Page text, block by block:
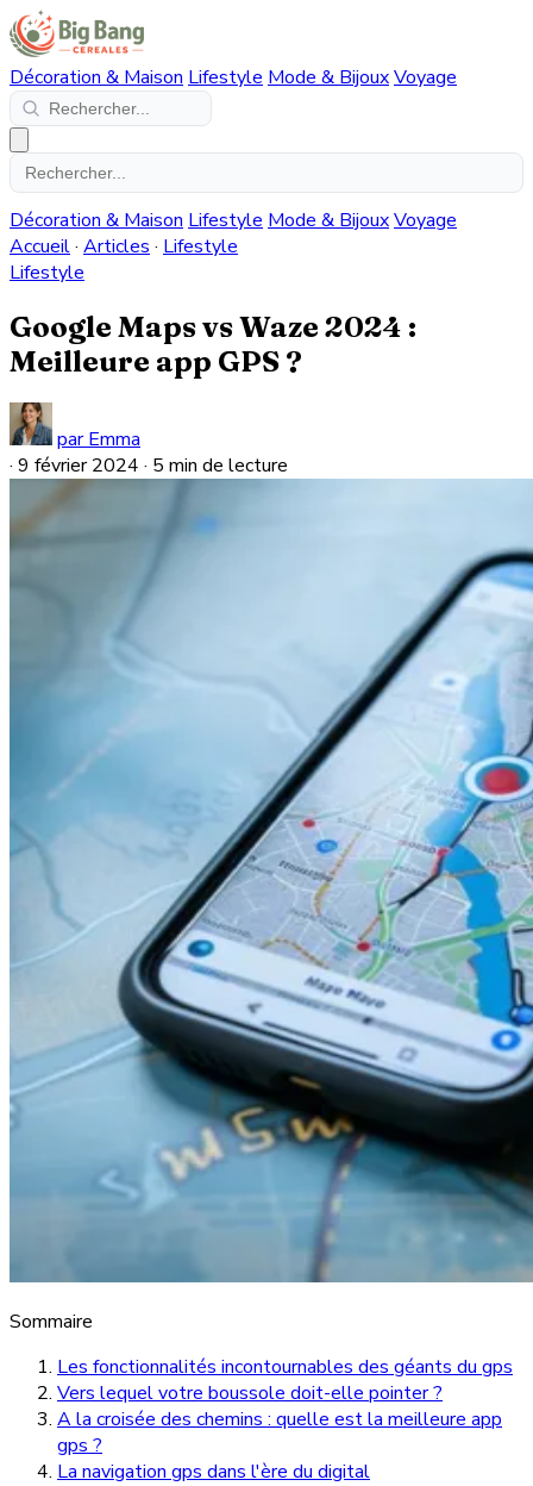
Décoration & Maison Lifestyle Mode & BijouxVoyage
Décoration & Maison Lifestyle Mode & BijouxVoyage
Accueil· Articles · Lifestyle
Lifestyle
Google Maps vs Waze 2024 :
Meilleure app GPS ?
par Emma
· 9 février 2024 · 5 min de lecture
Sommaire
Les fonctionnalités incontournables des géants du gps
Vers lequel votre boussole doit-elle pointer ?
A la croisée des chemins : quelle est la meilleure app
gps ?
La navigation gps dans l'ère du digital